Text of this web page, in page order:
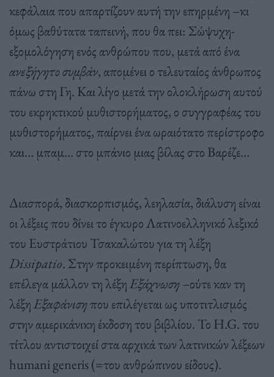
κεφάλαια που απαρτίζουν αυτή την επηρμένη –κι
όμως βαθύτατα ταπεινή, που θα πει: Σώψυχη-
εξομολόγηση ενός ανθρώπου που, μετά από ένα
ανεξήγητο συμβάν, απομένει ο τελευταίος άνθρωπος
πάνω στη Γη. Και λίγο μετά την ολοκλήρωση αυτού
του εκρηκτικού μυθιστορήματος, ο συγγραφέας του
μυθιστορήματος, παίρνει ένα ωραιότατο περίστροφο
και… μπαμ… στο μπάνιο μιας βίλας στο Βαρέζε…
Διασπορά, διασκορπισμός, λεηλασία, διάλυση είναι
οι λέξεις που δίνει το έγκυρο Λατινοελληνικό λεξικό
του Ευστράτιου Τσακαλώτου για τη λέξη
Dissipatio. Στην προκειμένη περίπτωση, θα
επέλεγα μάλλον τη λέξηΕξάχνωση–ούτε καν τη
λέξηΕξαφάνισηπου επιλέγεται ως υποτιτλισμός
στην αμερικάνικη έκδοση του βιβλίου. Το H.G. του
τίτλου αντιστοιχεί στα αρχικά των λατινικών λέξεων
humani generis (=του ανθρώπινου είδους).